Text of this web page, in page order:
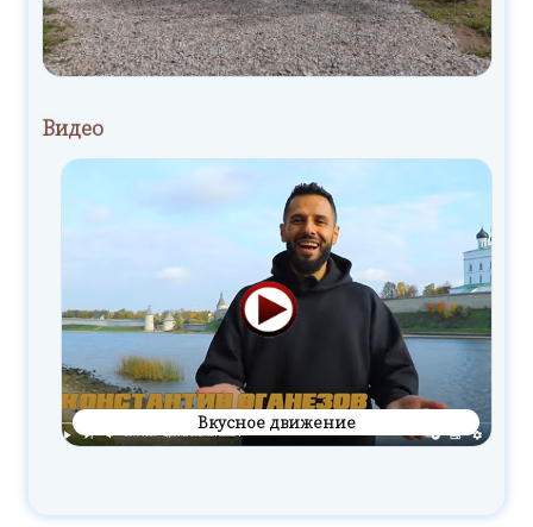
Видео
Вкусное движение